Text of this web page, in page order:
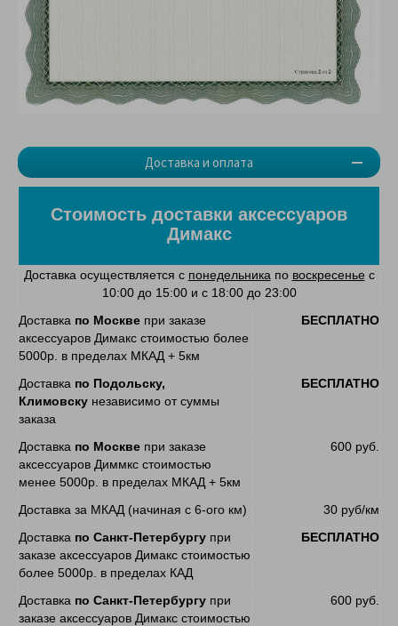
Доставка и оплата
Стоимость доставки аксессуаров
Димакс
Доставка осуществляется с понедельникапо воскресенье с
10:00 до 15:00 и с 18:00 до 23:00
Доставка по Москве при заказе
аксессуаров Димакс стоимостью более
5000р. в пределах МКАД + 5км
БЕСПЛАТНО
Доставка по Подольску,
Климовску независимо от суммы
заказа
БЕСПЛАТНО
Доставка по Москве при заказе
аксессуаров Диммкс стоимостью
менее 5000р. в пределах МКАД + 5км
600 руб.
Доставка за МКАД (начиная с 6-ого км)
30 руб/км
Доставка по Санкт-Петербургу при
заказе аксессуаров Димакс стоимостью
более 5000р. в пределах КАД
БЕСПЛАТНО
Доставка по Санкт-Петербургу при
заказе аксессуаров Димакс стоимостью
600 руб.